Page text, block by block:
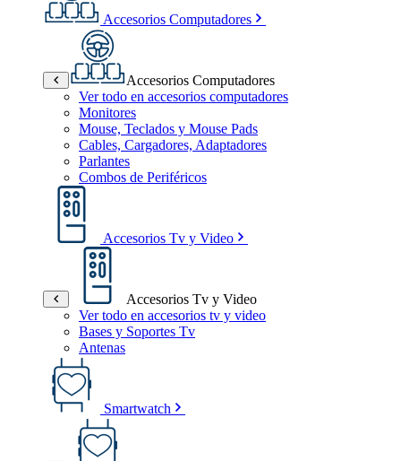
Accesorios Computadores
Accesorios Computadores
Ver todo en accesorios computadores
Monitores
Mouse, Teclados y Mouse Pads
Cables, Cargadores, Adaptadores
Parlantes
Combos de Periféricos
Accesorios Tv y Video
Accesorios Tv y Video
Ver todo en accesorios tv y video
Bases y Soportes Tv
Antenas
Smartwatch